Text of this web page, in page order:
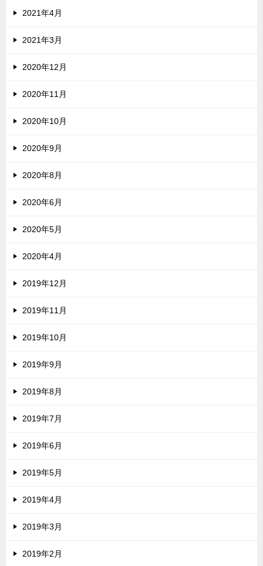
2021年4月
2021年3月
2020年12月
2020年11月
2020年10月
2020年9月
2020年8月
2020年6月
2020年5月
2020年4月
2019年12月
2019年11月
2019年10月
2019年9月
2019年8月
2019年7月
2019年6月
2019年5月
2019年4月
2019年3月
2019年2月